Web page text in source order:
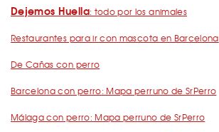
Dejemos Huella: todo por los animales
Restaurantes para ir con mascota en Barcelona
De Cañas con perro
Barcelona con perro: Mapa perruno de SrPerro
Málaga con perro: Mapa perruno de SrPerro